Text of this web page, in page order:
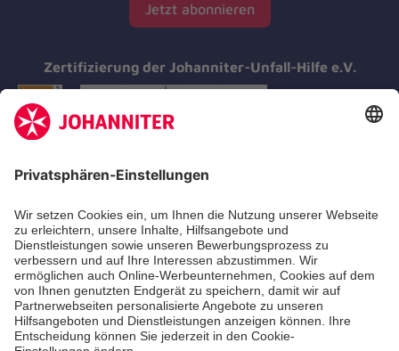
Jetzt abonnieren
Zertifizierung der Johanniter-Unfall-Hilfe e.V.
Aus- & Fortbildung
Erste-Hilfe-Kurse
Jobs & Ehrenamt
Freiwilligendienst